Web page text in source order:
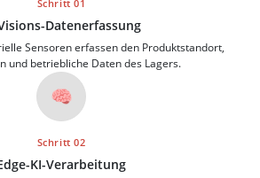
Schritt 01
Datenerfassung
Sensoren erfassen den Produktstandort,
und betriebliche Daten des Lagers.
🧠
Schritt 02
KI-Verarbeitung